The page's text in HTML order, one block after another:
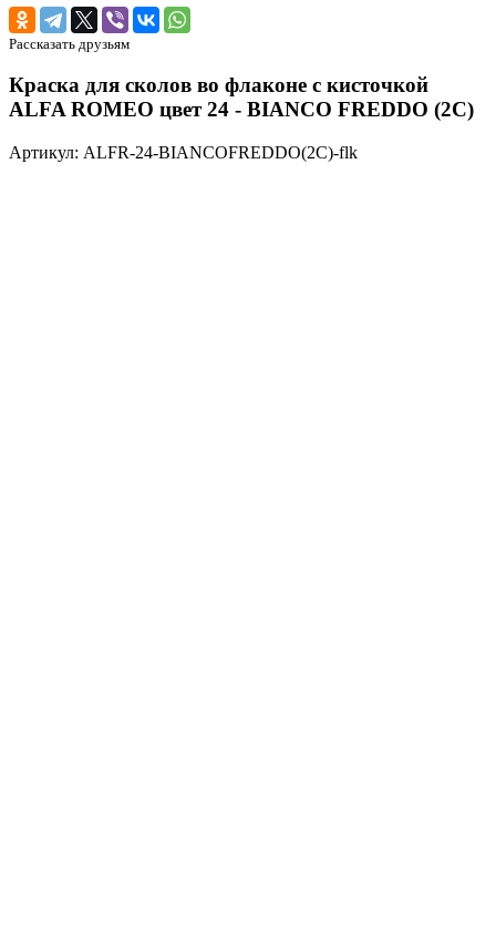
Рассказать друзьям
Краска для сколов во флаконе с кисточкой
ALFA ROMEO цвет 24 - BIANCO FREDDO (2C)
Артикул: ALFR-24-BIANCOFREDDO(2C)-flk